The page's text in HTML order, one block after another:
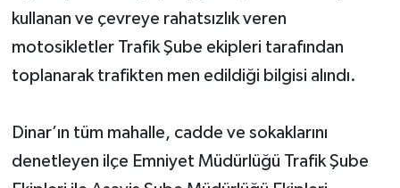
kullanan ve çevreye rahatsızlık veren
motosikletler Trafik Şube ekipleri tarafından
toplanarak trafikten men edildiği bilgisi alındı.
Dinar’ın tüm mahalle, cadde ve sokaklarını
denetleyen ilçe Emniyet Müdürlüğü Trafik Şube